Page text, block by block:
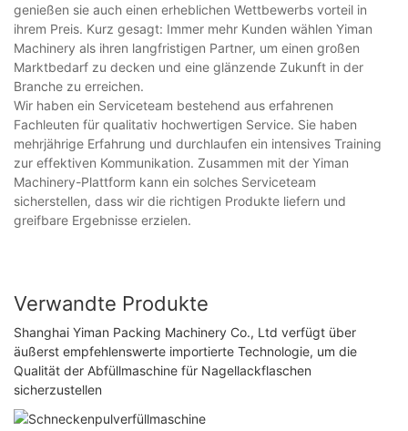
genießen sie auch einen erheblichen Wettbewerbs vorteil in
ihrem Preis. Kurz gesagt: Immer mehr Kunden wählen Yiman
Machinery als ihren langfristigen Partner, um einen großen
Marktbedarf zu decken und eine glänzende Zukunft in der
Branche zu erreichen.
Wir haben ein Serviceteam bestehend aus erfahrenen
Fachleuten für qualitativ hochwertigen Service. Sie haben
mehrjährige Erfahrung und durchlaufen ein intensives Training
zur effektiven Kommunikation. Zusammen mit der Yiman
Machinery-Plattform kann ein solches Serviceteam
sicherstellen, dass wir die richtigen Produkte liefern und
greifbare Ergebnisse erzielen.
Verwandte Produkte
Shanghai Yiman Packing Machinery Co., Ltd verfügt über
äußerst empfehlenswerte importierte Technologie, um die
Qualität der Abfüllmaschine für Nagellackflaschen
sicherzustellen